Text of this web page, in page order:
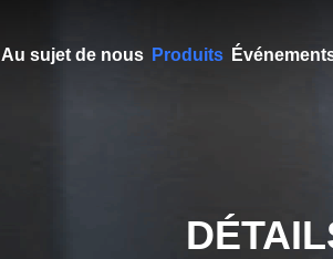
Au sujet de nous Produits